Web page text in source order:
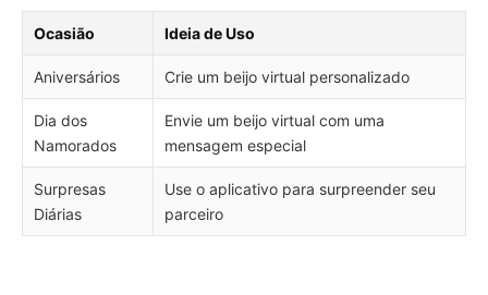
Ocasião Ideia de Uso
Aniversários Crie um beijo virtual personalizado
Dia dos
Namorados
Envie um beijo virtual com uma
mensagem especial
Surpresas
Diárias
Use o aplicativo para surpreender seu
parceiro